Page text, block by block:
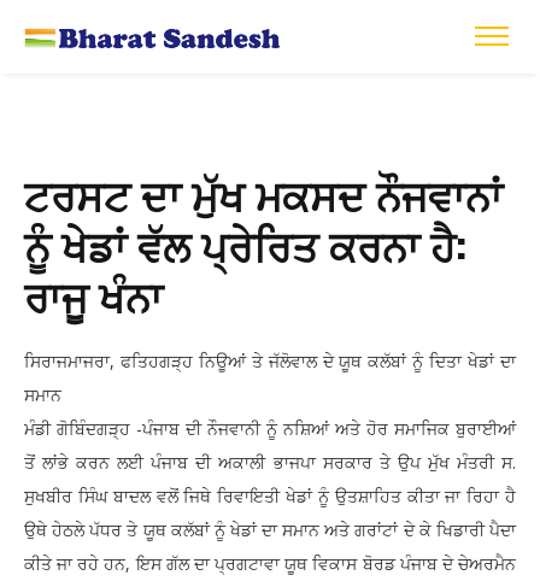
ਟਰਸਟ ਦਾ ਮੁੱਖ ਮਕਸਦ ਨੌਜਵਾਨਾਂ
ਨੂੰ ਖੇਡਾਂ ਵੱਲ ਪ੍ਰੇਰਿਤ ਕਰਨਾ ਹੈ:
ਰਾਜੂ ਖੰਨਾ
ਸਿਰਾਜਮਾਜਰਾ, ਫਤਿਹਗੜ੍ਹ ਨਿਊਆਂ ਤੇ ਜੱਲੋਵਾਲ ਦੇ ਯੂਥ ਕਲੱਬਾਂ ਨੂੰ ਦਿਤਾ ਖੇਡਾਂ ਦਾ
ਸਮਾਨ
ਮੰਡੀ ਗੋਬਿੰਦਗੜ੍ਹ -ਪੰਜਾਬ ਦੀ ਨੌਜਵਾਨੀ ਨੂੰ ਨਸ਼ਿਆਂ ਅਤੇ ਹੋਰ ਸਮਾਜਿਕ ਬੁਰਾਈਆਂ
ਤੋਂ ਲਾਂਭੇ ਕਰਨ ਲਈ ਪੰਜਾਬ ਦੀ ਅਕਾਲੀ ਭਾਜਪਾ ਸਰਕਾਰ ਤੇ ਉਪ ਮੁੱਖ ਮੰਤਰੀ ਸ.
ਸੁਖਬੀਰ ਸਿੰਘ ਬਾਦਲ ਵਲੋਂ ਜਿਥੇ ਰਿਵਾਇਤੀ ਖੇਡਾਂ ਨੂੰ ਉਤਸ਼ਾਹਿਤ ਕੀਤਾ ਜਾ ਰਿਹਾ ਹੈ
ਉਥੇ ਹੇਠਲੇ ਪੱਧਰ ਤੇ ਯੂਥ ਕਲੱਬਾਂ ਨੂੰ ਖੇਡਾਂ ਦਾ ਸਮਾਨ ਅਤੇ ਗਰਾਂਟਾਂ ਦੇ ਕੇ ਖਿਡਾਰੀ ਪੈਦਾ
ਕੀਤੇ ਜਾ ਰਹੇ ਹਨ, ਇਸ ਗੱਲ ਦਾ ਪ੍ਰਗਟਾਵਾ ਯੂਥ ਵਿਕਾਸ ਬੋਰਡ ਪੰਜਾਬ ਦੇ ਚੇਅਰਮੈਨ